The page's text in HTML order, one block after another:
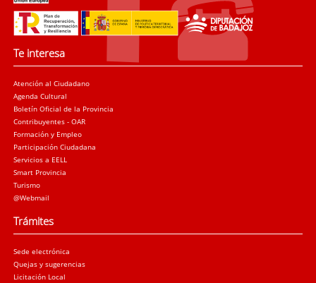
Te interesa
Atención al Ciudadano
Agenda Cultural
Boletín Oficial de la Provincia
Contribuyentes - OAR
Formación y Empleo
Participación Ciudadana
Servicios a EELL
Smart Provincia
Turismo
@Webmail
Trámites
Sede electrónica
Quejas y sugerencias
Licitación Local